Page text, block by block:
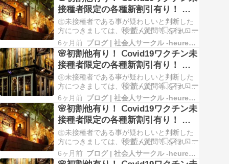
すよ。 皆様のお越しをお待ちしておりま
す。 【集合場所】 ＪＲ原宿駅 明治神宮方
面(表参道口)出口からほど近くの大鳥…
接種者限定の各種新割引有り！ 六
本木のイタリアン レストラン バー
でランチ会！ 社会人サークル イベ
ントの告知
㊟未接種者である事が疑わしいと判断した
方につきましては、検査・質問等 を行いま
す。 お申込み多数につき、16〜18名様まで
増員募集致します。 【 食事会概要 】 本イ
ベントは、Ⅽovid19ワクチン未接種者限定の
食事会です！ 六本木で良いお店を見つけま
した。 店内の雰囲気・料理…
6ヶ月前 ブログ | 社会人サークル -heureux- ルルー
🌸初割他有り！ Ⅽovid19ワクチン未
接種者限定の各種新割引有り！ 上
野のレストラン バーでゆったり２.
５ｈのコース料理と飲み放題付きの
食事会！ 社会人サークル イベント
の告知
㊟未接種者である事が疑わしいと判断した
方につきましては、検査・質問等 を行いま
す。 【 食事会概要 】 アクセスの良い上野
のお店での開催です。 開催時間はゆった
り・たっぷり目の２時間３０分。 少しゆっ
くりお話しがしたいという方、いかがでし
ょうか。 皆様のお越しを心よりお待ちし
て…
6ヶ月前 ブログ | 社会人サークル -heureux- ルルー
🌸初割他有り！ Ⅽovid19ワクチン未
接種者限定の各種新割引有り！ 六
本木のイタリアン レストラン バー
でランチ会！ 社会人サークル イベ
ントの告知
㊟未接種者である事が疑わしいと判断した
方につきましては、検査・質問等 を行いま
す。 【 食事会概要 】 本イベントは、
Ⅽovid19ワクチン未接種者限定の食事会で
6ヶ月前 ブログ | 社会人サークル -heureux- ルルー